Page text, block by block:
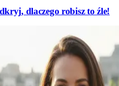
dlaczego robisz to źle!